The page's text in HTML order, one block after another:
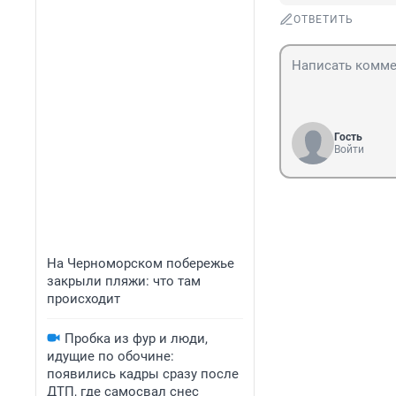
На Черноморском побережье
закрыли пляжи: что там
происходит
Пробка из фур и люди,
идущие по обочине:
появились кадры сразу после
ДТП, где самосвал снес
ОТВЕТИТЬ
Гость
Войти